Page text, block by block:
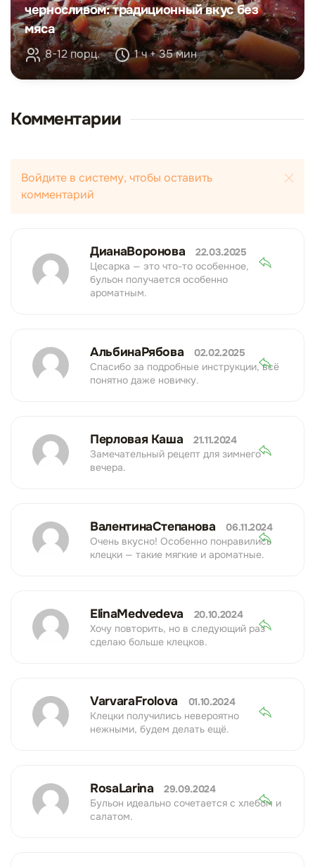
черносливом: традиционный вкус без
мяса
8-12 порц. 1 ч + 35 мин
Комментарии
Войдите в систему, чтобы оставить
комментарий
ДианаВоронова
22.03.2025
Цесарка — это что-то особенное,
бульон получается особенно
ароматным.
АльбинаРябова
02.02.2025
Спасибо за подробные инструкции, всё
понятно даже новичку.
Перловая Каша
21.11.2024
Замечательный рецепт для зимнего
вечера.
ВалентинаСтепанова
06.11.2024
Очень вкусно! Особенно понравились
клецки — такие мягкие и ароматные.
ElinaMedvedeva
20.10.2024
Хочу повторить, но в следующий раз
сделаю больше клецков.
VarvaraFrolova
01.10.2024
Клецки получились невероятно
нежными, будем делать ещё.
RosaLarina
29.09.2024
Бульон идеально сочетается с хлебом и
салатом.